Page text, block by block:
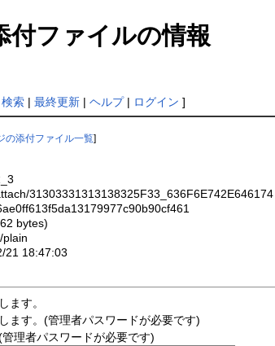
付ファイルの情報
検索| 最終更新| ヘルプ| ログイン ]
の添付ファイル一覧]
31303331313138325F33_636F6E742E646174
bytes)
plain
21 18:47:03
ます。
ます。(管理者パスワードが必要です)
理者パスワードが必要です)